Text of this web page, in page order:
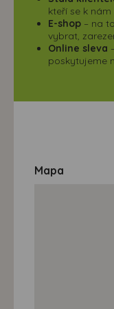
kteří se k
E-shop – na
vybrat,
Online sleva
poskytujeme
Mapa